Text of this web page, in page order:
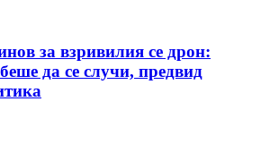
за взривилия се дрон:
да се случи, предвид